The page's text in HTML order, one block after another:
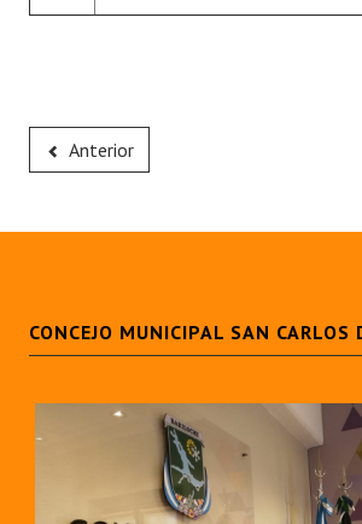
Anterior
CONCEJO MUNICIPAL SAN CARLOS